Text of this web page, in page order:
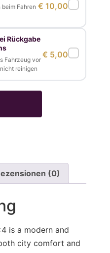
Fahren € 10,00
Rückgabe
Fahrzeug vor
reinigen
€ 5,00
(0)
is a modern and
city comfort and